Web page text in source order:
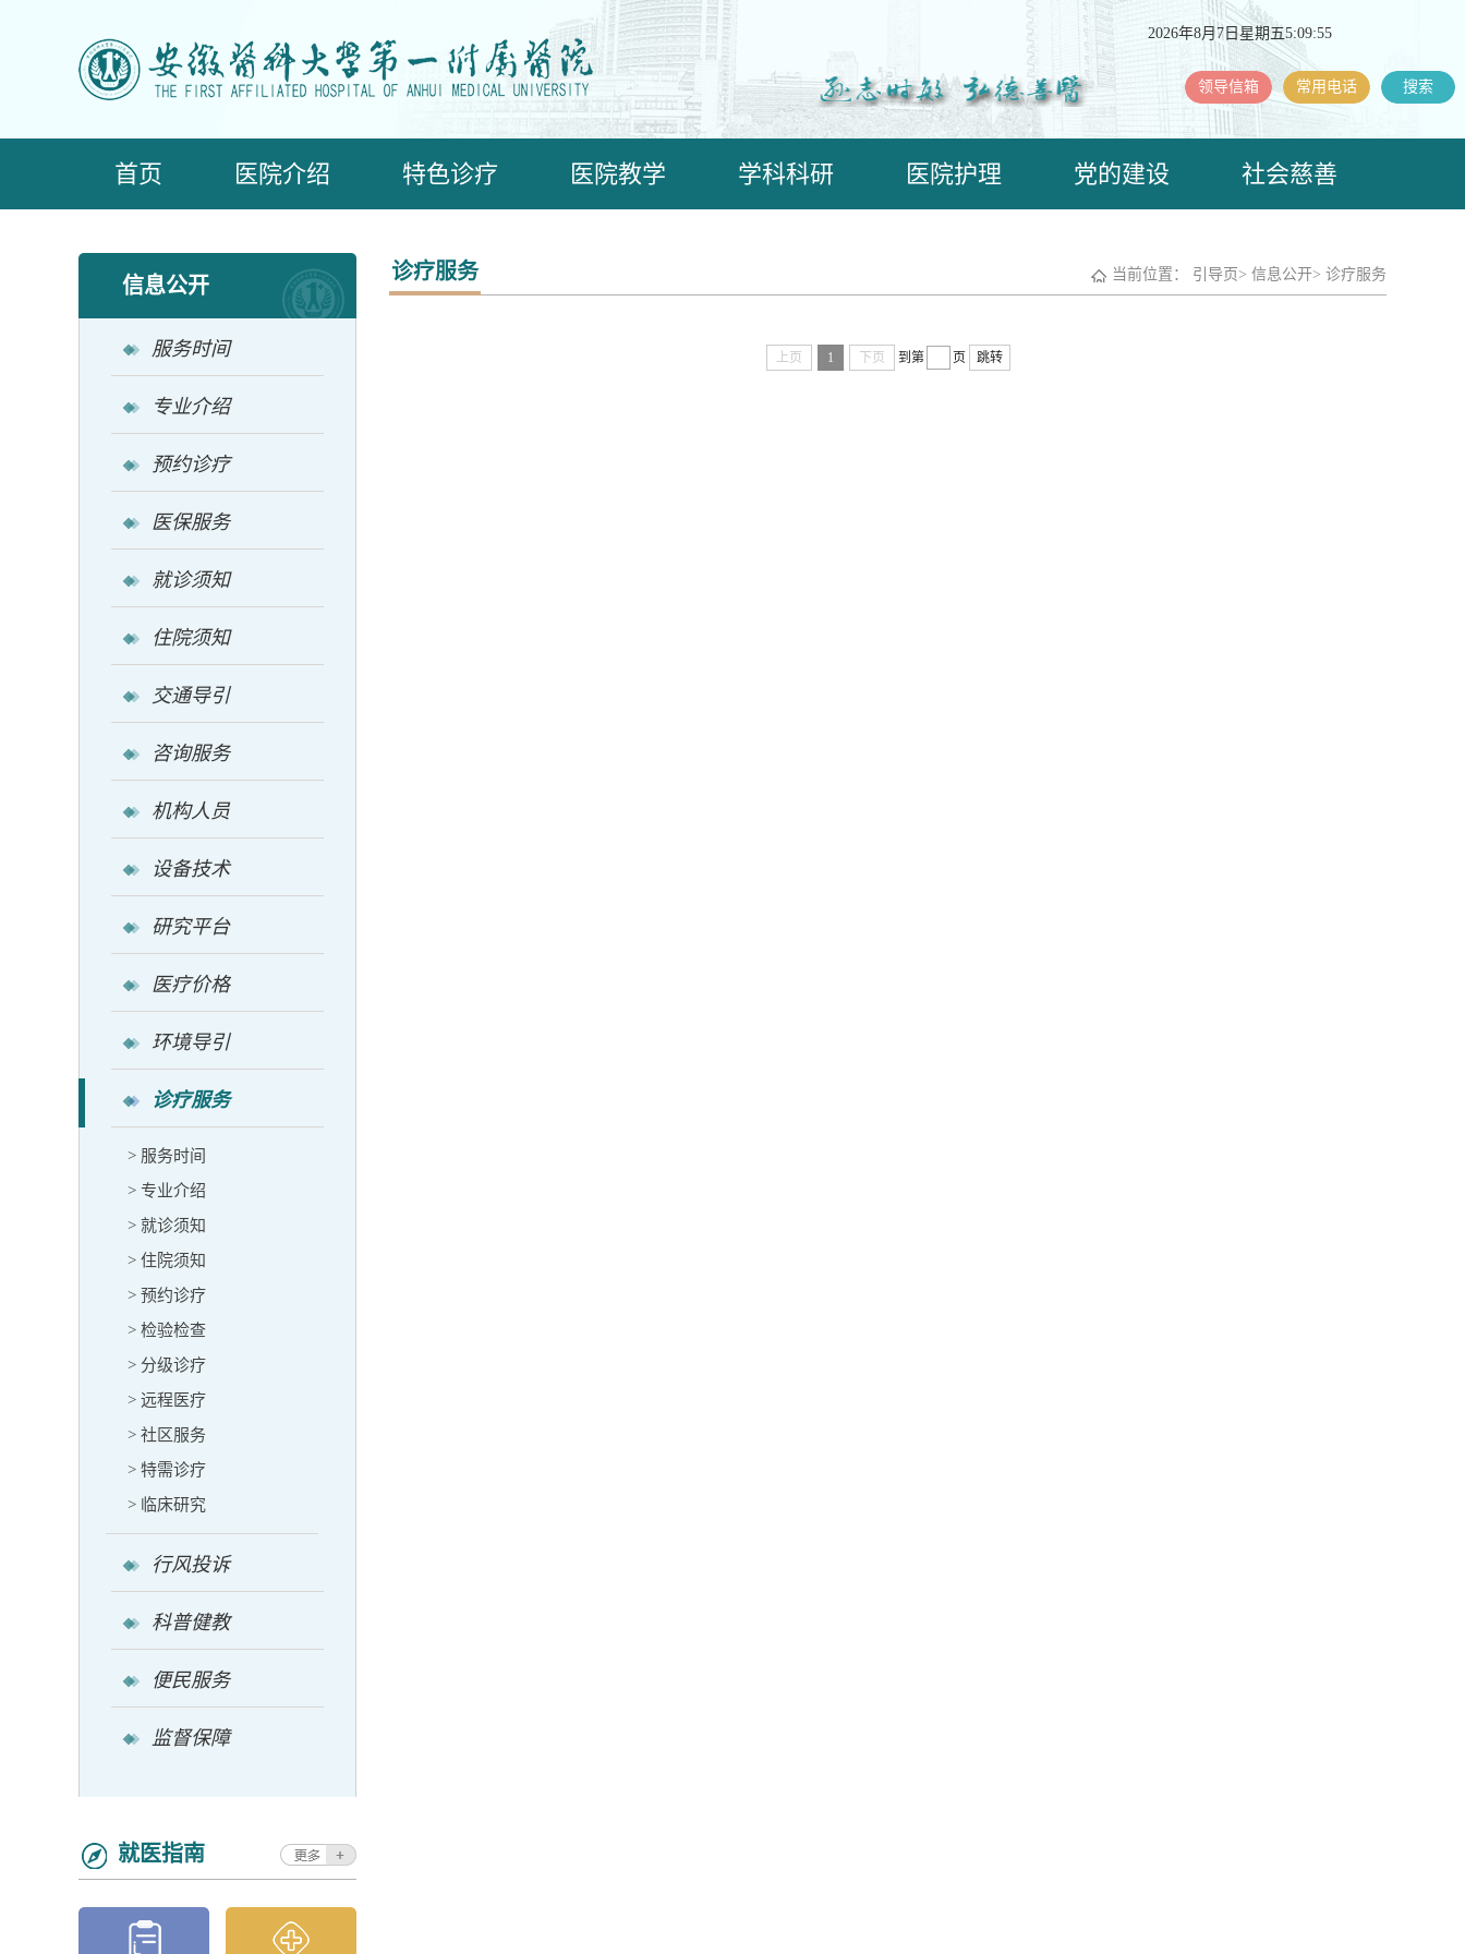
2026年8月7日星期五5:09:56
领导信箱 常用电话 搜索
首页 医院介绍 特色诊疗 医院教学 学科科研 医院护理 党的建设 社会慈善
信息公开
服务时间
专业介绍
预约诊疗
医保服务
就诊须知
住院须知
交通导引
咨询服务
机构人员
设备技术
研究平台
医疗价格
环境导引
诊疗服务
> 服务时间
> 专业介绍
> 就诊须知
> 住院须知
> 预约诊疗
> 检验检查
> 分级诊疗
> 远程医疗
> 社区服务
> 特需诊疗
> 临床研究
行风投诉
科普健教
便民服务
监督保障
就医指南
诊疗服务 当前位置： 引导页> 信息公开> 诊疗服务
上页 1 下页 到第 页 跳转